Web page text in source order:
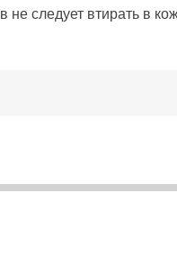
следует втирать в